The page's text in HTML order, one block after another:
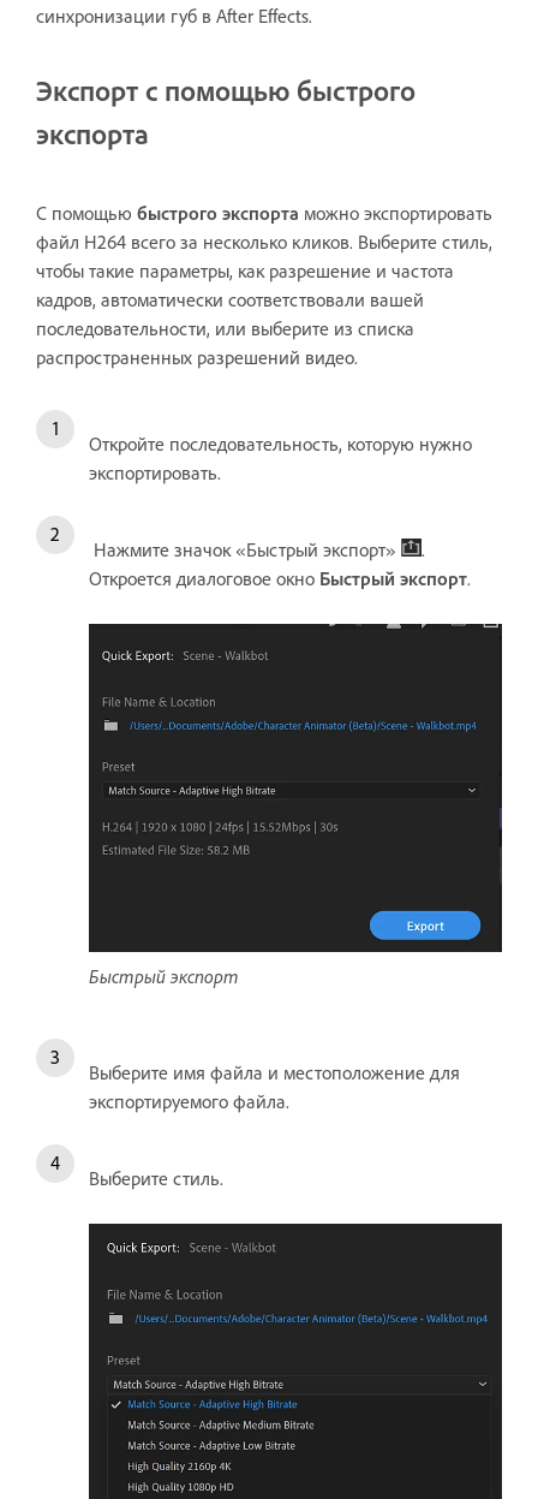
синхронизации губ в After Effects.
Экспорт с помощью быстрого
экспорта
С помощью быстрого экспорта можно экспортировать
файл H264 всего за несколько кликов. Выберите стиль,
чтобы такие параметры, как разрешение и частота
кадров, автоматически соответствовали вашей
последовательности, или выберите из списка
распространенных разрешений видео.
Откройте последовательность, которую нужно
экспортировать.
Нажмите значок «Быстрый экспорт»
.
Откроется диалоговое окно Быстрый экспорт.
Быстрый экспорт
Выберите имя файла и местоположение для
экспортируемого файла.
Выберите стиль.